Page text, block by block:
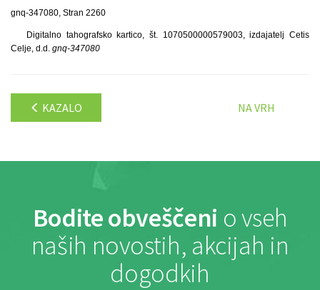
gnq-347080, Stran 2260
Digitalno tahografsko kartico, št. 1070500000579003, izdajatelj Cetis
Celje, d.d. gnq-347080
KAZALO NA VRH
Bodite obveščeni o vseh
naših novostih, akcijah in
dogodkih